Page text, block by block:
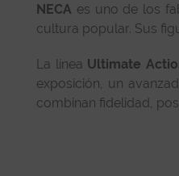
NECA es uno de los
cultura popular. Sus
La línea Ultimate
exposición, un
combinan fidelidad,